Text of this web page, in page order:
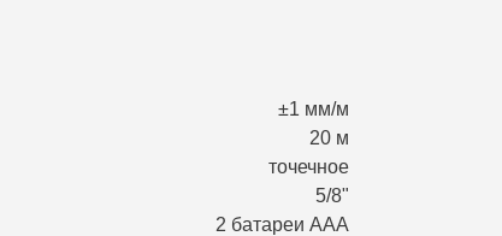
±1 мм/м
20 м
точечное
5/8"
2 батареи ААA